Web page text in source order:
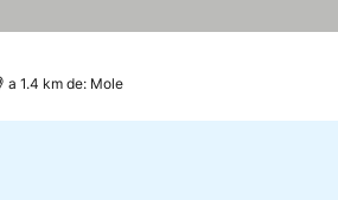
a 1.4 km de: Mole